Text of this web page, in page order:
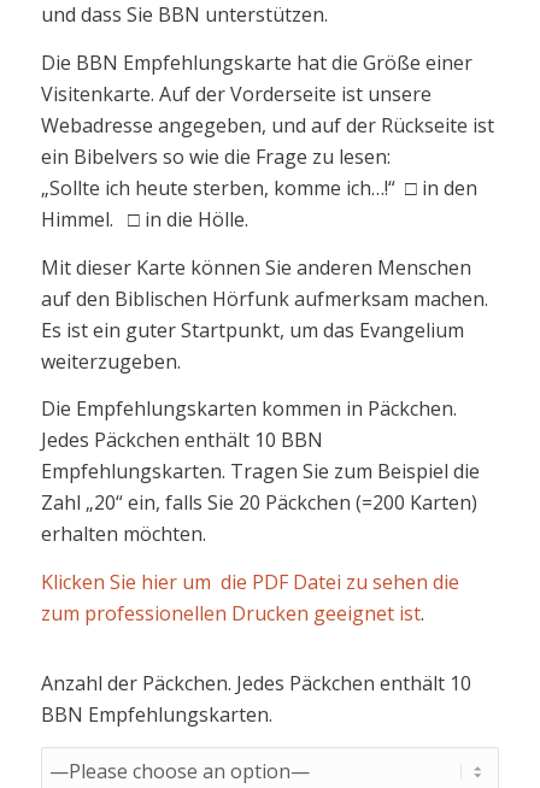
und dass Sie BBN unterstützen.
Die BBN Empfehlungskarte hat die Größe einer
Visitenkarte. Auf der Vorderseite ist unsere
Webadresse angegeben, und auf der Rückseite ist
ein Bibelvers so wie die Frage zu lesen:
„Sollte ich heute sterben, komme ich…!“ □ in den
Himmel. □ in die Hölle.
Mit dieser Karte können Sie anderen Menschen
auf den Biblischen Hörfunk aufmerksam machen.
Es ist ein guter Startpunkt, um das Evangelium
weiterzugeben.
Die Empfehlungskarten kommen in Päckchen.
Jedes Päckchen enthält 10 BBN
Empfehlungskarten. Tragen Sie zum Beispiel die
Zahl „20“ ein, falls Sie 20 Päckchen (=200 Karten)
erhalten möchten.
Klicken Sie hier um die PDF Datei zu sehen die
zum professionellen Drucken geeignet ist.
Anzahl der Päckchen. Jedes Päckchen enthält 10
BBN Empfehlungskarten.